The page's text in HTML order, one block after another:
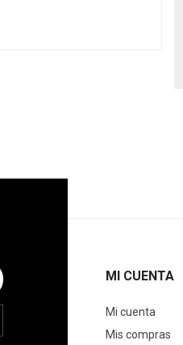
MI CUENTA
Mi cuenta
Mis compras